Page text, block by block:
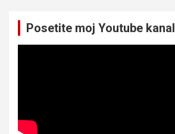
Posetite moj Youtube kanal